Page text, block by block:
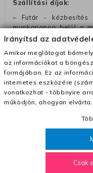
Szállítási díjak:
– Futár - kézbesítés
munkanapon belül a
történő megerősítésétől
– Szállítás 1700 Ft
– Ingyenes szállítás
(+400 Ft utánvétte)
– A kapott termék
számolunk fel (oda -
A pénz
Öntől a terméket/
elküldheti. Olyan
értéke eltér 0 FT-tól,
Irányítsd az
Amikor meglátogat
az információkat a
formájában. Ez az
internetes eszközére
vonatkozhat - többnyire
működjön, ahogyan elvárta.
Csak